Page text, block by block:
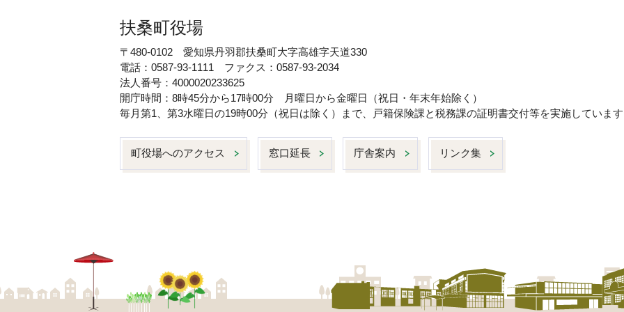
扶桑町役場
〒480-0102 愛知県丹羽郡扶桑町大字高雄字天道330
電話：0587-93-1111 ファクス：0587-93-2034
法人番号：4000020233625
開庁時間：8時45分から17時00分 月曜日から金曜日（祝日・年末年始除く）
毎月第1、第3水曜日の19時00分（祝日は除く）まで、戸籍保険課と税務課の証明書交付等を実施していま
町役場へのアクセス 窓口延長 庁舎案内 リンク集